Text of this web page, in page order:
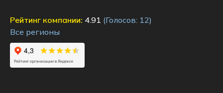
Рейтинг компании: 4.91 (Голосов: 12)
Все регионы